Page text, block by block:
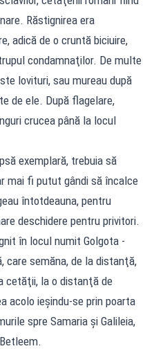
Răstignirea era
adică de o cruntă biciuire,
condamnaţilor. De multe
lovituri, sau mureau după
de ele. După flagelare,
crucea până la locul
exemplară, trebuia să
mai fi putut gândi să încalce
întotdeauna, pentru
deschidere pentru privitori.
în locul numit Golgota -
care semăna, de la distanţă,
cetăţii, la o distanţă de
acolo ieşindu-se prin poarta
spre Samaria şi Galileia,